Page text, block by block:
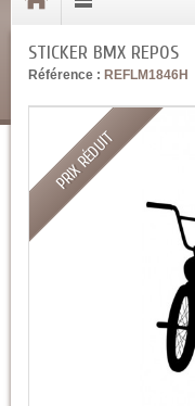
STICKER BMX REPOS
Référence : REFLM1846H
PRIX RÉDUIT